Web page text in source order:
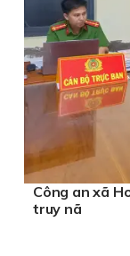
Công an xã
truy nã